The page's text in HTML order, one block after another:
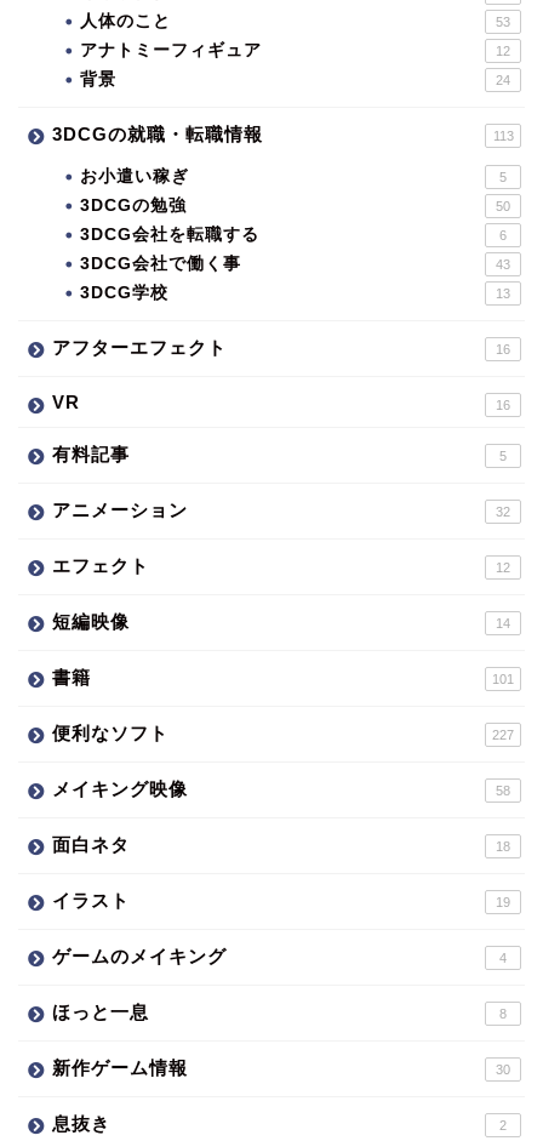
人体のこと 53
アナトミーフィギュア 12
背景 24
3DCGの就職・転職情報 113
お小遣い稼ぎ 5
3DCGの勉強 50
3DCG会社を転職する 6
3DCG会社で働く事 43
3DCG学校 13
アフターエフェクト 16
VR 16
有料記事 5
アニメーション 32
エフェクト 12
短編映像 14
書籍 101
便利なソフト 227
メイキング映像 58
面白ネタ 18
イラスト 19
ゲームのメイキング 4
ほっと一息 8
新作ゲーム情報 30
息抜き 2